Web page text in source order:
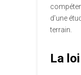
d’une
terrain.
La